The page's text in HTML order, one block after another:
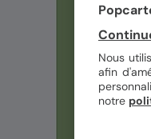
Nous
afin
notre